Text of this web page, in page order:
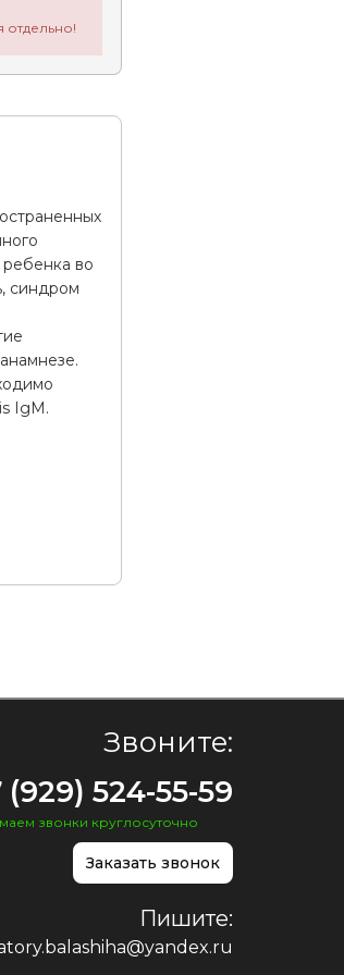
отдельно!
во
синдром
IgМ.
Звоните:
(929) 524-55-59
звонки круглосуточно
Заказать звонок
Пишите: